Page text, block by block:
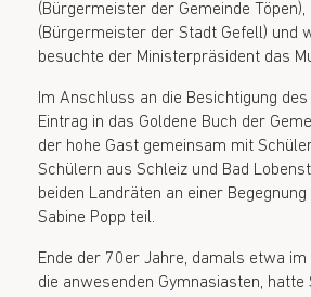
(Bürgermeister der Gemeinde
(Bürgermeister der Stadt Gefell) und
besuchte der Ministerpräsident das
Im Anschluss an die Besichtigung des
Eintrag in das Goldene Buch der
der hohe Gast gemeinsam mit
Schülern aus Schleiz und Bad
beiden Landräten an einer
Sabine Popp teil.
Ende der 70er Jahre, damals etwa
die anwesenden Gymnasiasten, hatte